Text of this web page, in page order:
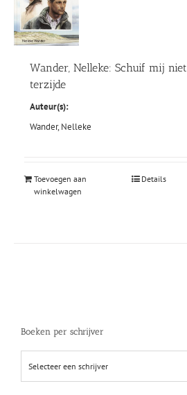
Wander, Nelleke: Schuif mij niet
terzijde
Auteur(s):
Wander, Nelleke
Toevoegen aan
winkelwagen
Details
Boeken per schrijver